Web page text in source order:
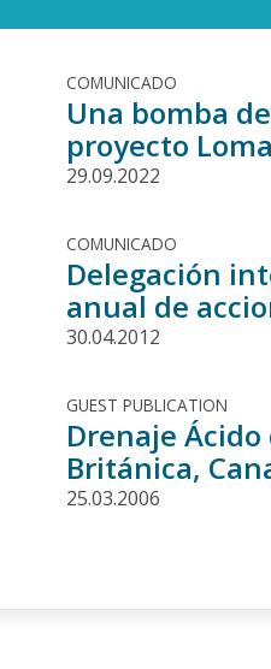
COMUNICADO
Una bomba
proyecto
29.09.2022
COMUNICADO
Delegación
anual de
30.04.2012
GUEST PUBLICATION
Drenaje
Británica,
25.03.2006